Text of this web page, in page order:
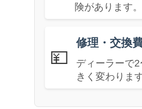
険があります。
💴
修理・交換
ディーラーで
きく変わります